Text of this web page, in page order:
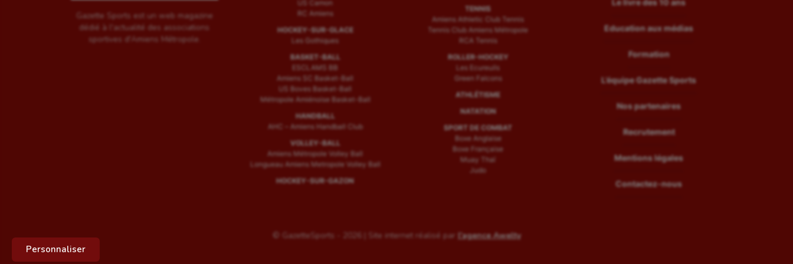
Personnaliser
Gazette Sports est un web magazine
dédié à l'actualité des associations
sportives d'Amiens Métropole.
US Camon
RC Amiens
HOCKEY-SUR-GLACE
Les Gothiques
BASKET-BALL
ESCLAMS BB
Amiens SC Basket-Ball
US Boves Basket-Ball
Métropole Amiénoise Basket-Ball
HANDBALL
AHC – Amiens Handball Club
VOLLEY-BALL
Amiens Métropole Volley Ball
Longueau Amiens Metropole Volley Ball
HOCKEY-SUR-GAZON
TENNIS
Amiens Athletic Club Tennis
Tennis Club Amiens Métropole
RCA Tennis
ROLLER-HOCKEY
Les Ecureuils
Green Falcons
ATHLÉTISME
NATATION
SPORT DE COMBAT
Boxe Anglaise
Boxe Française
Muay Thaï
Judo
Le livre des 10 ans
Education aux médias
Formation
L’équipe Gazette Sports
Nos partenaires
Recrutement
Mentions légales
Contactez-nous
© GazetteSports - 2026 | Site internet réalisé par l'agence Awelty